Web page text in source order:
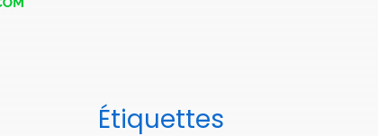
Étiquettes